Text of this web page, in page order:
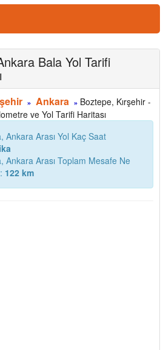
Bala Yol Tarifi
» Ankara » Boztepe, Kırşehir -
ve Yol Tarifi Haritası
Ankara Arası Yol Kaç Saat
Ankara Arası Toplam Mesafe Ne
122 km